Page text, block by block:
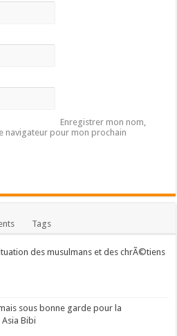
Enregistrer mon nom,
navigateur pour mon prochain
Tags
des musulmans et des chrÃ©tiens
sous bonne garde pour la
Asia Bibi